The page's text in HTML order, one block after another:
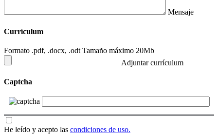
Mensaje
Currículum
Formato .pdf, .docx, .odt Tamaño máximo 20Mb
Adjuntar currículum
Captcha
He leído y acepto las condiciones de uso.